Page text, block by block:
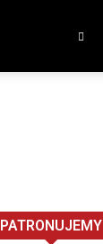
PATRONUJEMY